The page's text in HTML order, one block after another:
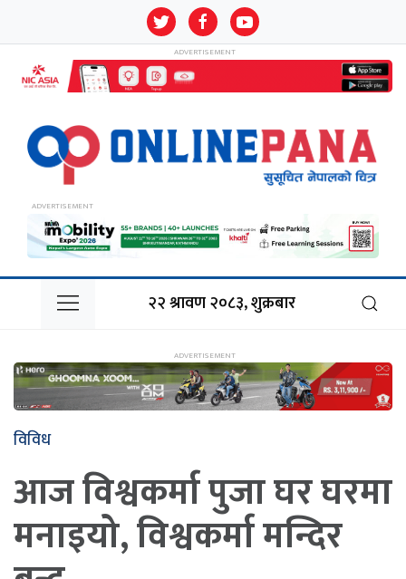
२२ श्रावण २०८३, शुक्रबार
विविध
आज विश्वकर्मा पुजा घर घरमा
मनाइयो, विश्वकर्मा मन्दिर